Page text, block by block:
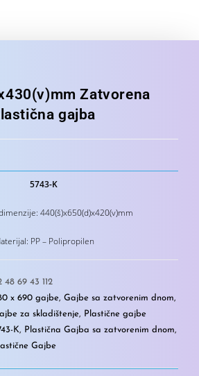
Zatvorena
gajba
5743-K
440(š)x650(d)x420(v)mm
PP – Polipropilen
48 69 43 112
x 690 gajbe, Gajbe sa zatvorenim dnom,
za skladištenje, Plastične gajbe
K, Plastična Gajba sa zatvorenim dnom,
Gajbe